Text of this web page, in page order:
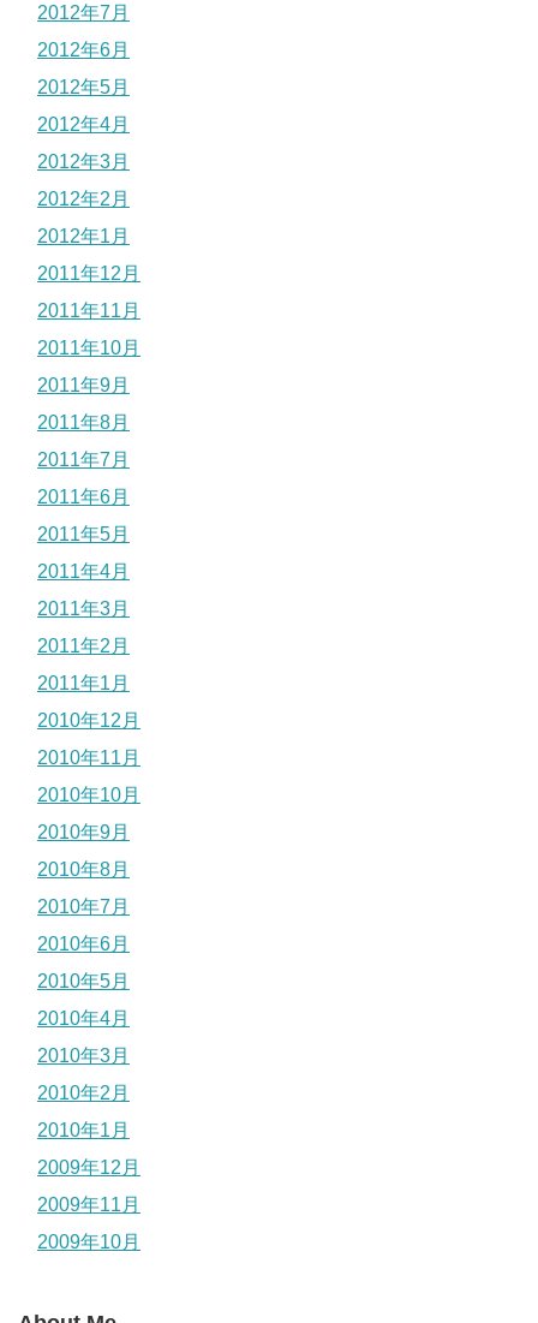
2012年7月
2012年6月
2012年5月
2012年4月
2012年3月
2012年2月
2012年1月
2011年12月
2011年11月
2011年10月
2011年9月
2011年8月
2011年7月
2011年6月
2011年5月
2011年4月
2011年3月
2011年2月
2011年1月
2010年12月
2010年11月
2010年10月
2010年9月
2010年8月
2010年7月
2010年6月
2010年5月
2010年4月
2010年3月
2010年2月
2010年1月
2009年12月
2009年11月
2009年10月